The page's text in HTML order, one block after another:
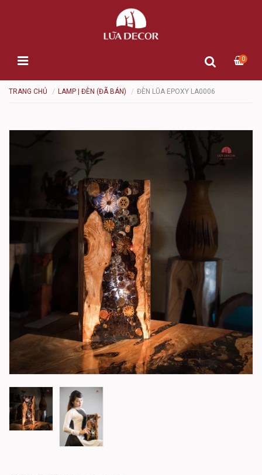
0
TRANG CHỦ LAMP | ĐÈN (ĐÃ BÁN) ĐÈN LŨA EPOXY LA0006